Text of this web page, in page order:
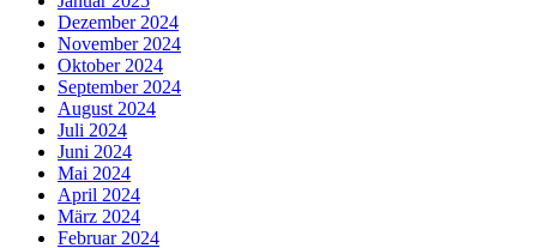
Dezember 2024
November 2024
Oktober 2024
September 2024
August 2024
Juli 2024
Juni 2024
Mai 2024
April 2024
März 2024
Februar 2024